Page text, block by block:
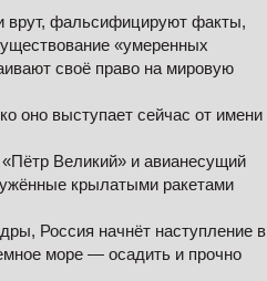
врут, фальсифицируют факты,
«умеренных
своё право на мировую
оно выступает сейчас от имени
Великий» и авианесущий
крылатыми ракетами
Россия начнёт наступление в
море — осадить и прочно